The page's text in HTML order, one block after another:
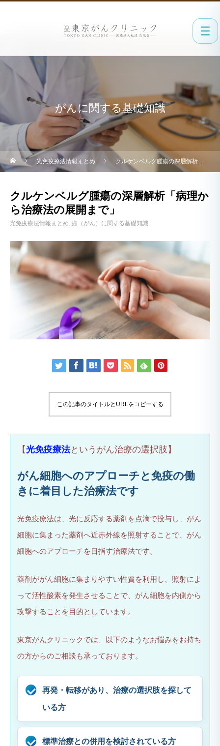
がんに関する基礎知識
光免疫療法情報まとめ クルケンベルグ腫瘍の深層解析「病理から治療法の展開まで」
クルケンベルグ腫瘍の深層解析「病理か
ら治療法の展開まで」
光免疫療法情報まとめ 癌（がん）に関する基礎知識
この記事のタイトルとURLをコピーする
【光免疫療法というがん治療の選択肢】
がん細胞へのアプローチと免疫の働
きに着目した治療法です
光免疫療法は、光に反応する薬剤を点滴で投与し、がん
細胞に集まった薬剤へ近赤外線を照射することで、がん
細胞へのアプローチを目指す治療法です。
薬剤ががん細胞に集まりやすい性質を利用し、照射によ
って活性酸素を発生させることで、がん細胞を内側から
攻撃することを目的としています。
東京がんクリニックでは、以下のようなお悩みをお持ち
の方からのご相談も承っております。
再発・転移があり、治療の選択肢を探して
いる方
標準治療との併用を検討されている方